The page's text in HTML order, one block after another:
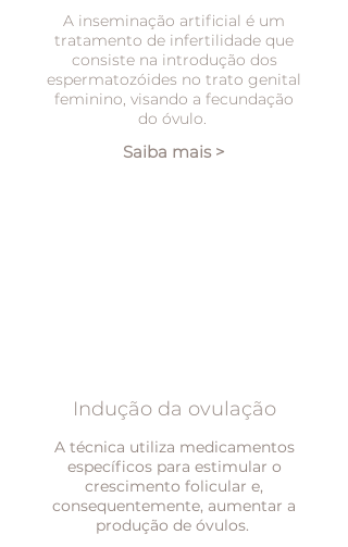
Saiba mais >
A inseminação artificial é um
tratamento de infertilidade que
consiste na introdução dos
espermatozóides no trato genital
feminino, visando a fecundação
do óvulo.
Indução da ovulação
A técnica utiliza medicamentos
específicos para estimular o
crescimento folicular e,
consequentemente, aumentar a
produção de óvulos.